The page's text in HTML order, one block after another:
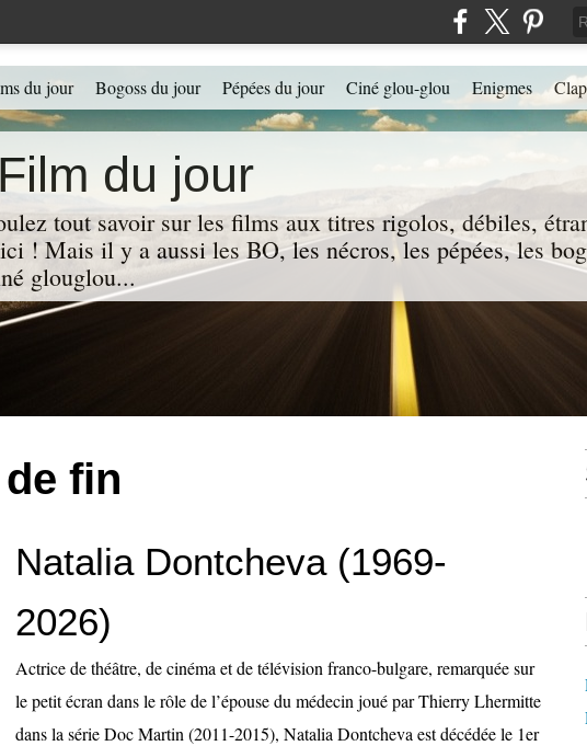
du jour
tout savoir sur les films aux titres rigolos, débiles,
! Mais il y a aussi les BO, les nécros, les pépées, les
glouglou...
du jour Bogoss du jour Pépées du jour Ciné glou-glou Enigmes
fin
Natalia Dontcheva (1969-
2026)
Actrice de théâtre, de cinéma et de télévision franco-bulgare, remarquée sur
le petit écran dans le rôle de l’épouse du médecin joué par Thierry Lhermitte
dans la série Doc Martin (2011-2015), Natalia Dontcheva est décédée le 1er